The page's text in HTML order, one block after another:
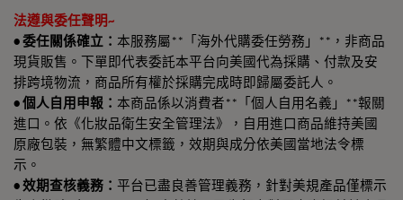
法遵與委任聲明~
• 委任關係確立： 本服務屬**「海外代購委任勞務」**，非商品
現貨販售。下單即代表委託本平台向美國代為採購、付款及安
排跨境物流，商品所有權於採購完成時即歸屬委託人。
• 個人自用申報： 本商品係以消費者**「個人自用名義」**報關
進口。依《化妝品衛生安全管理法》，自用進口商品維持美國
原廠包裝，無繁體中文標籤，效期與成分依美國當地法令標
示。
• 效期查核義務： 平台已盡良善管理義務，針對美規產品僅標示